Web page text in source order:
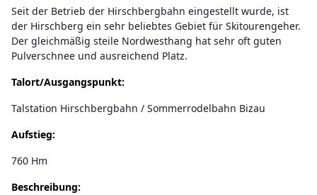
Seit der Betrieb der Hirschbergbahn eingestellt wurde, ist
der Hirschberg ein sehr beliebtes Gebiet für Skitourengeher.
Der gleichmäßig steile Nordwesthang hat sehr oft guten
Pulverschnee und ausreichend Platz.
Talort/Ausgangspunkt:
Talstation Hirschbergbahn / Sommerrodelbahn Bizau
Aufstieg:
760 Hm
Beschreibung: